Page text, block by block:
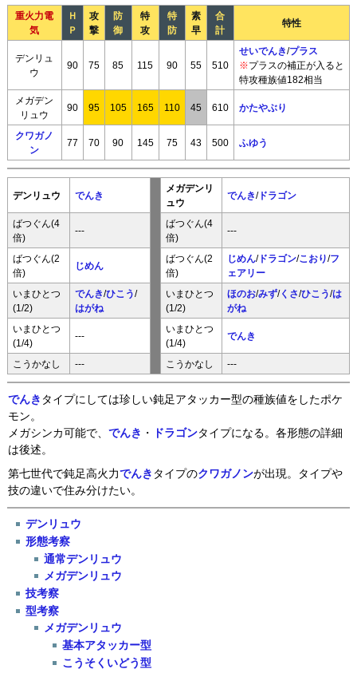
重火力電
気
Ｈ
Ｐ
攻
撃
防
御
特
攻
特
防
素
早
合
計
特性
デンリュ
ウ
90 75 85 115 90 55 510
せいでんき/プラス
※プラスの補正が入ると
特攻種族値182相当
メガデン
リュウ
90 95 105 165 110 45 610 かたやぶり
クワガノ
ン
77 70 90 145 75 43 500 ふゆう
デンリュウ でんき
メガデンリ
ュウ
でんき/ドラゴン
ばつぐん(4
倍)
---
ばつぐん(4
倍)
---
ばつぐん(2
倍)
じめん
ばつぐん(2
倍)
じめん/ドラゴン/こおり/フ
ェアリー
いまひとつ
(1/2)
でんき/ひこう/
はがね
いまひとつ
(1/2)
ほのお/みず/くさ/ひこう/は
がね
いまひとつ
(1/4)
---
いまひとつ
(1/4)
でんき
こうかなし --- こうかなし ---
でんき タイプにしては珍しい鈍足アタッカー型の種族値をしたポケ
モン。
メガシンカ可能で、でんき ・ ドラゴンタイプになる。各形態の詳細
は後述。
第七世代で鈍足高火力でんき タイプのクワガノンが出現。タイプや
技の違いで住み分けたい。
デンリュウ
形態考察
通常デンリュウ
メガデンリュウ
技考察
型考察
メガデンリュウ
基本アタッカー型
こうそくいどう型